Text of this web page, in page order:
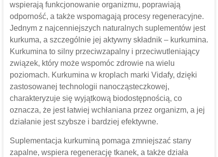
wspierają funkcjonowanie organizmu, poprawiają
odporność, a także wspomagają procesy regeneracyjne.
Jednym z najcenniejszych naturalnych suplementów jest
kurkuma, a szczególnie jej aktywny składnik – kurkumina.
Kurkumina to silny przeciwzapalny i przeciwutleniający
związek, który może wspomóc zdrowie na wielu
poziomach. Kurkumina w kroplach marki Vidafy, dzięki
zastosowanej technologii nanocząsteczkowej,
charakteryzuje się wyjątkową biodostępnością, co
oznacza, że jest łatwiej wchłaniana przez organizm, a jej
działanie jest szybsze i bardziej efektywne.
Suplementacja kurkuminą pomaga zmniejszać stany
zapalne, wspiera regenerację tkanek, a także działa